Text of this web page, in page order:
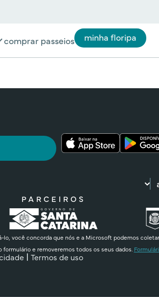
comprar passeios minha floripa
PARCEIROS
você concorda que nós e a Microsoft podemos
e removeremos todos os seus dados.
Termos de uso